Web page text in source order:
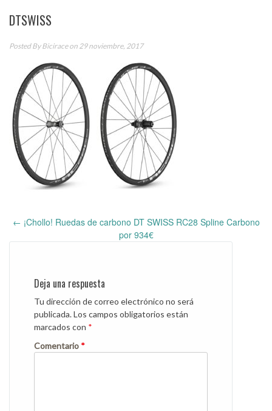
DTSWISS
Posted ByBiciraceon 29 noviembre, 2017
navigation
← ¡Chollo! Ruedas de carbono DT SWISS RC28 Spline Carbono
por 934€
Deja una respuesta
Tu dirección de correo electrónico no será
publicada.Los campos obligatorios están
marcados con *
Comentario *